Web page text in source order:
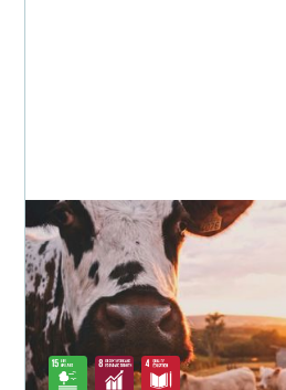
Agriculture Packaging
Bio&Lo
Micro-laiteries pour changer le monde
consommateurs